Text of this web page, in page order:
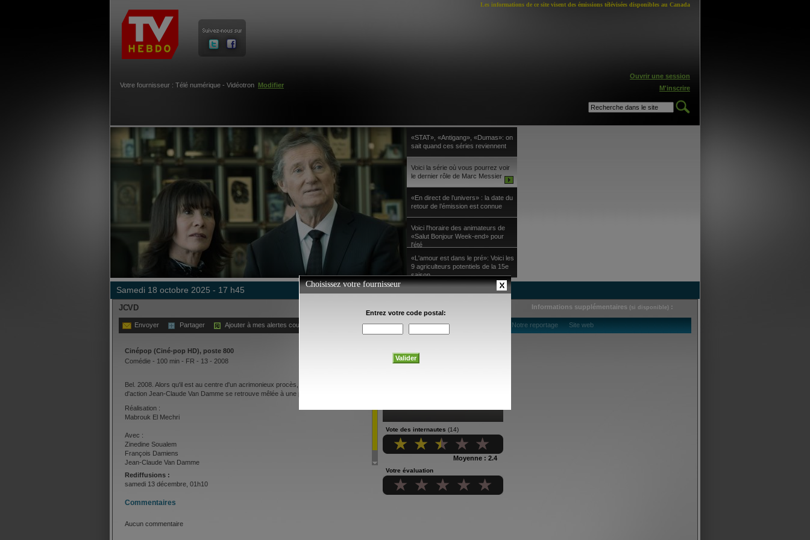
Les informations de ce site visent des émissions télévisées disponibles au Canada
Votre fournisseur : Télé numérique - Vidéotron Modifier
Ouvrir une session
M'inscrire
«STAT», «Antigang», «Dumas»: on
sait quand ces séries reviennent
Voici la série où vous pourrez voir
le dernier rôle de Marc Messier
«En direct de l’univers» : la date du
retour de l’émission est connue
Voici l'horaire des animateurs de
«Salut Bonjour Week-end» pour
l'été
«L'amour est dans le pré»: Voici les
9 agriculteurs potentiels de la 15e
saison
samedi 18 octobre 2025 - 17 h45
JCVD Informations supplémentaires (si disponible) :
Envoyer Partager Ajouter à mes alertes courriel Notre reportage Site web
Cinépop (Ciné-pop HD), poste 800
Comédie - 100 min - FR - 13 - 2008
Bel. 2008. Alors qu'il est au centre d'un acrimonieux procès, la vedette de films
d'action Jean-Claude Van Damme se retrouve mêlée à une prise d'otages.
Réalisation :
Mabrouk El Mechri
Avec :
Zinedine Soualem
François Damiens
Jean-Claude Van Damme
Rediffusions :
samedi 13 décembre, 01h10
Commentaires
Aucun commentaire
Vote des internautes (14)
Moyenne : 2.4
Votre évaluation